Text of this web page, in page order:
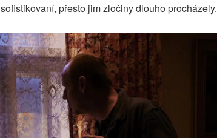
přesto jim zločiny dlouho procházely.